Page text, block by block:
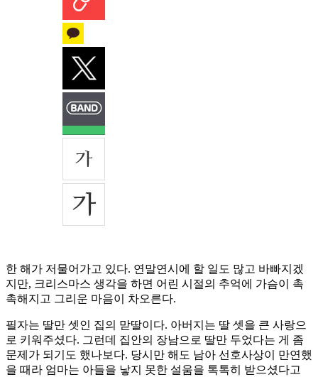
한 해가 저물어가고 있다. 연말연시에 할 일도 많고 바빠지겠
지만, 크리스마스 생각을 하면 어린 시절의 추억에 가슴이 촉
촉해지고 그리운 마음이 차오른다.
필자는 딸만 셋인 집의 맏딸이다. 아버지는 딸 셋을 큰 사랑으
로 키워주셨다. 그런데 집안의 장남으로 딸만 두었다는 게 좀
문제가 되기도 했나보다. 당시만 해도 남아 선호사상이 만연했
을 때라 엄마는 아들을 낳지 못한 설움을 톡톡히 받으셨다고